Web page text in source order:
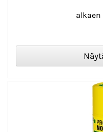
alkaen